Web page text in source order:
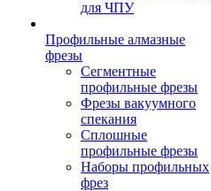
для ЧПУ
Профильные алмазные
фрезы
Сегментные
профильные фрезы
Фрезы вакуумного
спекания
Сплошные
профильные фрезы
Наборы профильных
фрез